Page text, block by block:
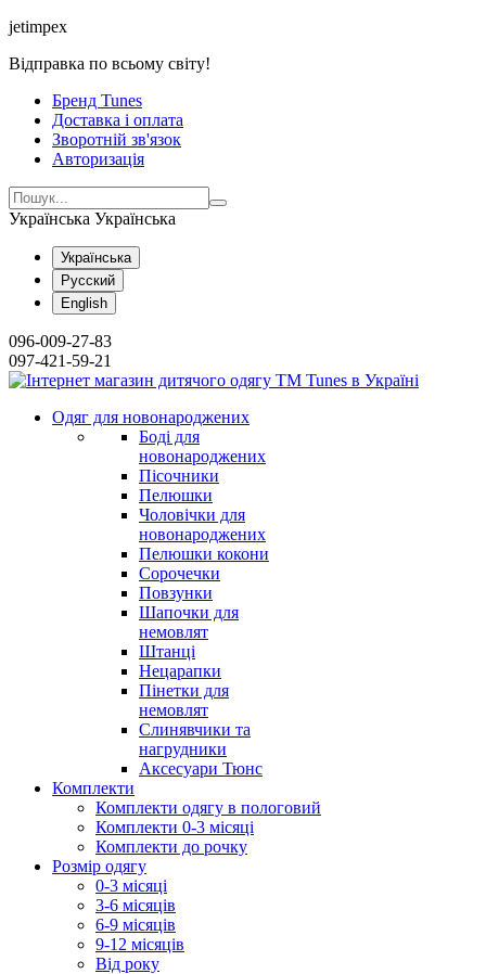
jetimpex
Відправка по всьому світу!
Бренд Tunes
Доставка і оплата
Зворотній зв'язок
Авторизація
Українська Українська
Українська
Русский
English
096-009-27-83
097-421-59-21
Одяг для новонароджених
Боді для
новонароджених
Пісочники
Пелюшки
Чоловічки для
новонароджених
Пелюшки кокони
Сорочечки
Повзунки
Шапочки для
немовлят
Штанці
Нецарапки
Пінетки для
немовлят
Слинявчики та
нагрудники
Аксесуари Тюнс
Комплекти
Комплекти одягу в пологовий
Комплекти 0-3 місяці
Комплекти до рочку
Розмір одягу
0-3 місяці
3-6 місяців
6-9 місяців
9-12 місяців
Від року